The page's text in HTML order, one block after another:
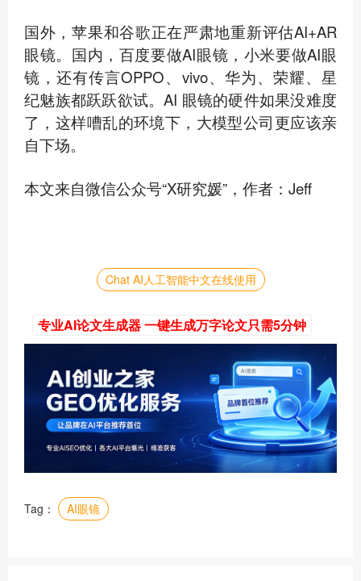
国外，苹果和谷歌正在严肃地重新评估AI+AR
眼镜。国内，百度要做AI眼镜，小米要做AI眼
镜，还有传言OPPO、vivo、华为、荣耀、星
纪魅族都跃跃欲试。AI 眼镜的硬件如果没难度
了，这样嘈乱的环境下，大模型公司更应该亲
自下场。
本文来自微信公众号“X研究媛”，作者：Jeff
Chat AI人工智能中文在线使用
专业AI论文生成器 一键生成万字论文只需5分钟
Tag： AI眼镜